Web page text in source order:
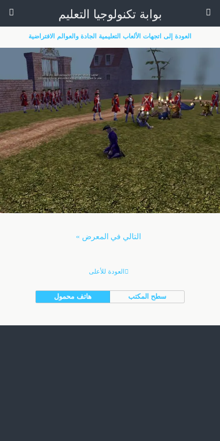
بوابة تكنولوجيا التعليم
العودة إلى اتجهات الألعاب التعليمية الجادة والعوالم الافتراضية
التالي في المعرض »
العودة للأعلى
هاتف محمول سطح المكتب